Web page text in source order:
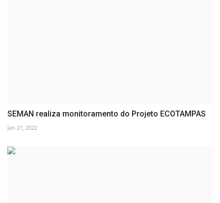
SEMAN realiza monitoramento do Projeto ECOTAMPAS
Jan 27, 2022